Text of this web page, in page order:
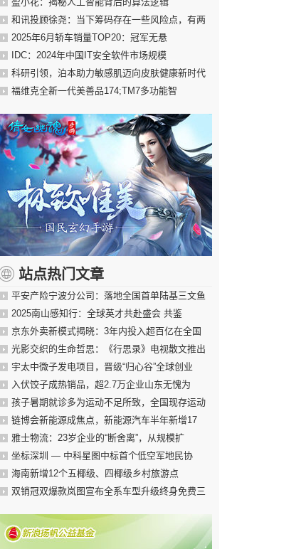
和讯投顾徐尧：当下筹码存在一些风险点，有两
2025年6月轿车销量TOP20：冠军无悬
IDC：2024年中国IT安全软件市场规模
科研引领，泊本助力敏感肌迈向皮肤健康新时代
福维克全新一代美善品174;TM7多功能智
站点热门文章
平安产险宁波分公司：落地全国首单陆基三文鱼
2025南山感知行：全球英才共赴盛会 共鉴
京东外卖新模式揭晓：3年内投入超百亿在全国
光影交织的生命哲思：《行思录》电视散文推出
宇太中微子发电项目，晋级“归心谷”全球创业
入伏饺子成热销品，超2.7万企业山东无愧为
孩子暑期就诊多为运动不足所致，全国现存运动
链博会新能源成焦点，新能源汽车半年新增17
雅士物流：23岁企业的“断舍离”，从规模扩
坐标深圳 — 中科星图中标首个低空军地民协
海南新增12个五椰级、四椰级乡村旅游点
双销冠双爆款岚图宣布全系车型升级终身免费三